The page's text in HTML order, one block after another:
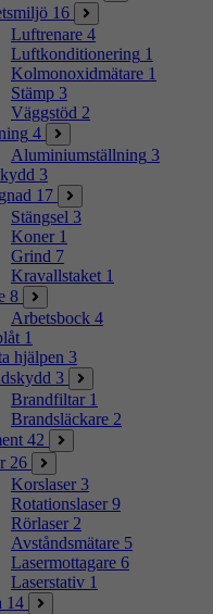
16
Luftrenare 4
Luftkonditionering 1
Kolmonoxidmätare 1
Stämp 3
Väggstöd 2
4
Aluminiumställning 3
3
17
Stängsel 3
Koner 1
Grind 7
Kravallstaket 1
8
Arbetsbock 4
1
hjälpen 3
3
Brandfiltar 1
Brandsläckare 2
42
26
Korslaser 3
Rotationslaser 9
Rörlaser 2
Avståndsmätare 5
Lasermottagare 6
Laserstativ 1
14